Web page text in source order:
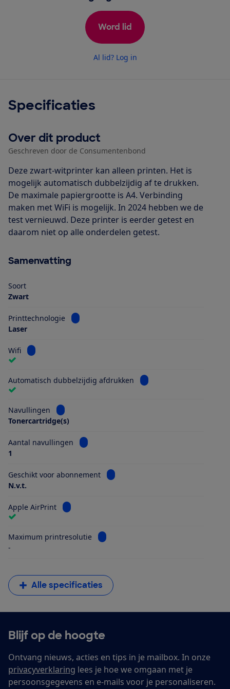
Word lid
Al lid? Log in
Specificaties
Over dit product
Geschreven door de Consumentenbond
Deze zwart-witprinter kan alleen printen. Het is
mogelijk automatisch dubbelzijdig af te drukken.
De maximale papiergrootte is A4. Verbinding
maken met WiFi is mogelijk. In 2024 hebben we de
test vernieuwd. Deze printer is eerder getest en
daarom niet op alle onderdelen getest.
Samenvatting
Soort
Zwart
Printtechnologie
Bekijk informatie voor Printtechnologie
Laser
Wifi Bekijk informatie voor Wifi
Automatisch dubbelzijdig afdrukken Bekijk informatie voor
Navullingen
Bekijk informatie voor Navullingen
Tonercartridge(s)
Aantal navullingen
Bekijk informatie voor Aantal navullingen
1
Geschikt voor abonnement
Bekijk informatie voor Geschikt
N.v.t.
Apple AirPrint Bekijk informatie voor Apple AirPrint
Maximum printresolutie
Bekijk informatie voor Maximum
-
Alle specificaties
Blijf op de hoogte
Ontvang nieuws, acties en tips in je mailbox. In onze
privacyverklaring lees je hoe we omgaan met je
persoonsgegevens en e-mails voor je personaliseren.